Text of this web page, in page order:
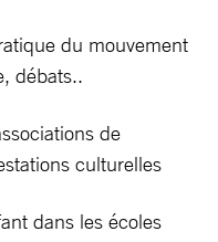
du mouvement
débats..
de
culturelles
dans les écoles